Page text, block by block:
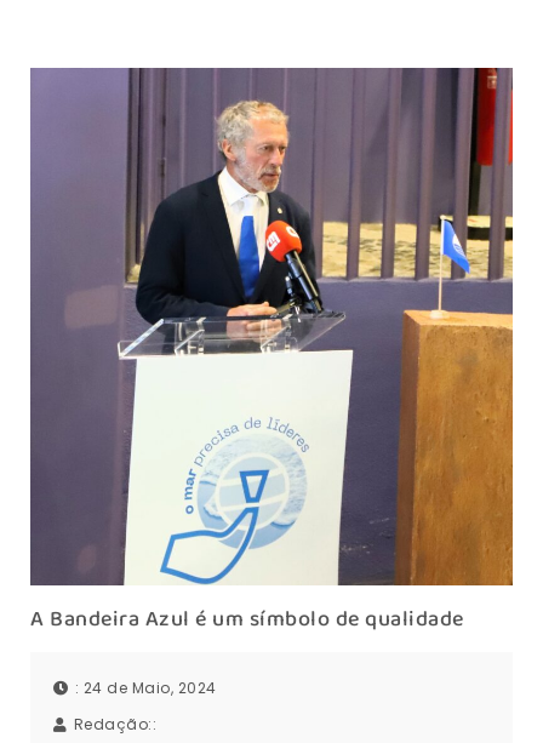
A Bandeira Azul é um símbolo de qualidade
: 24 de Maio, 2024
Redação::